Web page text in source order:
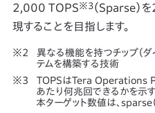
2,000 TOPS※3（Sparse）
現することを目指します。
異なる機能を持つチップ（
テムを構築する技術
TOPSはTera Operations
あたり何兆回できるかを示
本ターゲット数値は、sparse